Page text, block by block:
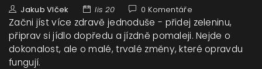
Jakub Vlček lis 20 0 Komentáře
Začni jíst více zdravě jednoduše - přidej zeleninu,
připrav si jídlo dopředu a jízdně pomaleji. Nejde o
dokonalost, ale o malé, trvalé změny, které opravdu
fungují.